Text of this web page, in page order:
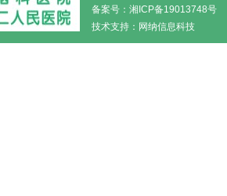
备案号： 湘ICP备19013748号
技术支持： 网纳信息科技